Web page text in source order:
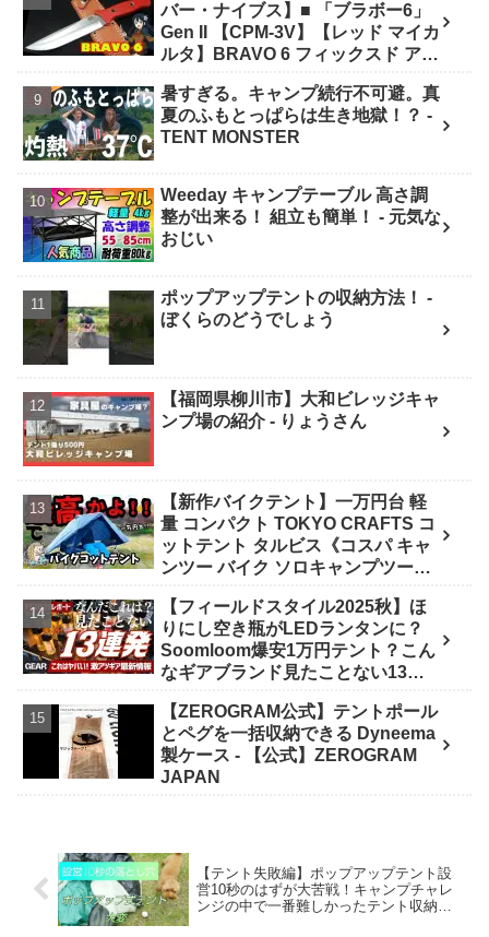
バー・ナイブス】■ 「ブラボー6」
Gen II 【CPM-3V】【レッド マイカ
ルタ】BRAVO 6 フィックスド アメ
グ！
暑すぎる。キャンプ続行不可避。真
夏のふもとっぱらは生き地獄！？ -
TENT MONSTER
Weeday キャンプテーブル 高さ調
整が出来る！ 組立も簡単！ - 元気な
おじい
ポップアップテントの収納方法！ -
ぼくらのどうでしょう
【福岡県柳川市】大和ビレッジキャ
ンプ場の紹介 - りょうさん
【新作バイクテント】一万円台 軽
量 コンパクト TOKYO CRAFTS コ
ットテント タルビス《コスパ キャ
ンツー バイク ソロキャンプツーリ
リー 選び方》 - ｺﾝﾊﾟｸﾄｷﾞｱ紹介★バ
イク野営部
【フィールドスタイル2025秋】ほ
りにし空き瓶がLEDランタンに？
Soomloom爆安1万円テント？こん
なギアブランド見たことない13連
Outdoor News24
【ZEROGRAM公式】テントポール
とペグを一括収納できる Dyneema
製ケース - 【公式】ZEROGRAM
JAPAN
【テント失敗編】ポップアップテント設
営10秒のはずが大苦戦！キャンプチャレ
ンジの中で一番難しかったテント収納！